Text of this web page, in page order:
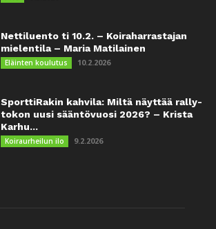
Nettiluento ti 10.2. – Koiraharrastajan
mielentila – Maria Matilainen
Eläinten koulutus 10.2.2026
SporttiRakin kahvila: Miltä näyttää rally-
tokon uusi sääntövuosi 2026? – Krista
Karhu...
Koiraurheilun ilo 9.2.2026